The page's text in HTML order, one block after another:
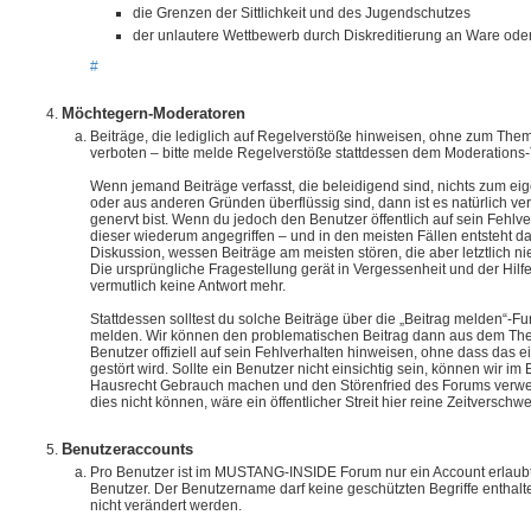
die Grenzen der Sittlichkeit und des Jugendschutzes
der unlautere Wettbewerb durch Diskreditierung an Ware
#
Möchtegern-Moderatoren
Beiträge, die lediglich auf Regelverstöße hinweisen, ohne zum
verboten – bitte melde Regelverstöße stattdessen dem
Wenn jemand Beiträge verfasst, die beleidigend sind, nichts zum
oder aus anderen Gründen überflüssig sind, dann ist es natürlich
genervt bist. Wenn du jedoch den Benutzer öffentlich auf sein
dieser wiederum angegriffen – und in den meisten Fällen entsteht
Diskussion, wessen Beiträge am meisten stören, die aber letztlich
Die ursprüngliche Fragestellung gerät in Vergessenheit und der
vermutlich keine Antwort mehr.
Stattdessen solltest du solche Beiträge über die „Beitrag melden“-
melden. Wir können den problematischen Beitrag dann aus dem
Benutzer offiziell auf sein Fehlverhalten hinweisen, ohne dass das
gestört wird. Sollte ein Benutzer nicht einsichtig sein, können wir im
Hausrecht Gebrauch machen und den Störenfried des Forums
dies nicht können, wäre ein öffentlicher Streit hier reine
Benutzeraccounts
Pro Benutzer ist im MUSTANG-INSIDE Forum nur ein Account
Benutzer. Der Benutzername darf keine geschützten Begriffe
nicht verändert werden.